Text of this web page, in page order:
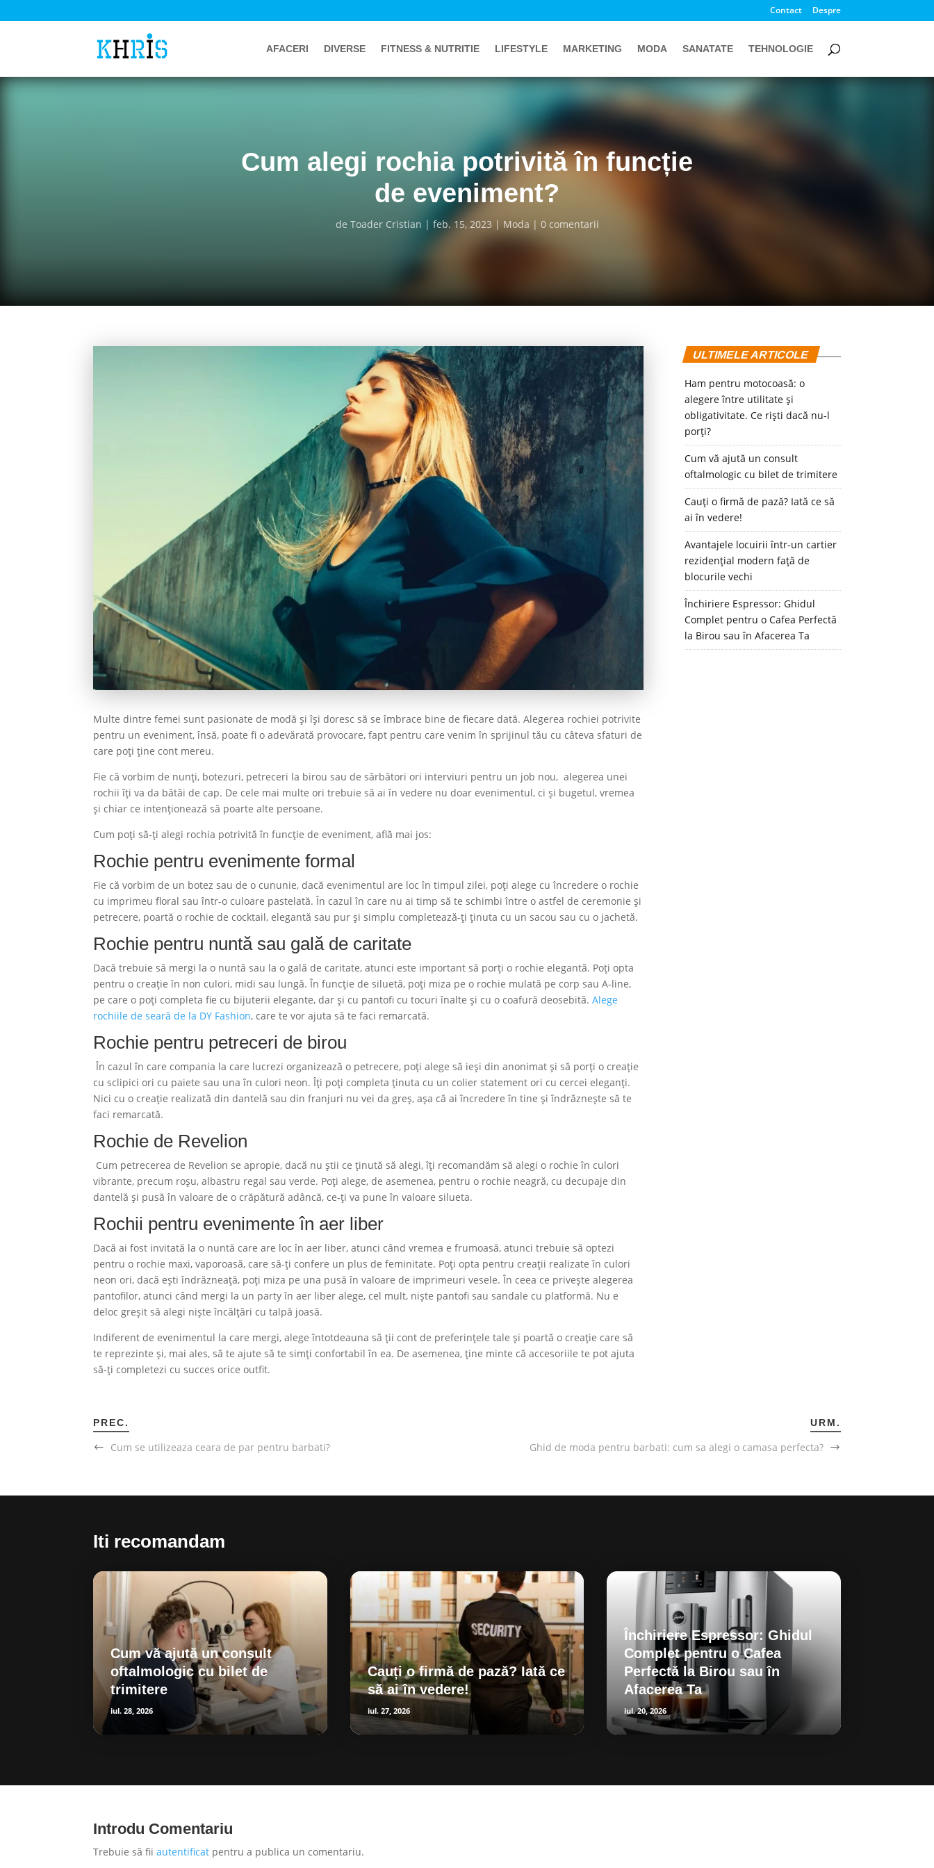
Contact Despre
AFACERI DIVERSE FITNESS & NUTRITIE LIFESTYLE MARKETING MODA SANATATE TEHNOLOGIE
Cum alegi rochia potrivită în funcție
de eveniment?
de Toader Cristian feb. 15, 2023 Moda 0 comentarii
Multe dintre femei sunt pasionate de modă și își doresc să se îmbrace bine de fiecare dată. Alegerea rochiei potrivite
pentru un eveniment, însă, poate fi o adevărată provocare, fapt pentru care venim în sprijinul tău cu câteva sfaturi de
care poți ține cont mereu.
Fie că vorbim de nunți, botezuri, petreceri la birou sau de sărbători ori interviuri pentru un job nou, alegerea unei
rochii îți va da bătăi de cap. De cele mai multe ori trebuie să ai în vedere nu doar evenimentul, ci și bugetul, vremea
și chiar ce intenționează să poarte alte persoane.
Cum poți să-ți alegi rochia potrivită în funcție de eveniment, află mai jos:
Rochie pentru evenimente formal
Fie că vorbim de un botez sau de o cununie, dacă evenimentul are loc în timpul zilei, poți alege cu încredere o rochie
cu imprimeu floral sau într-o culoare pastelată. În cazul în care nu ai timp să te schimbi între o astfel de ceremonie și
petrecere, poartă o rochie de cocktail, elegantă sau pur și simplu completează-ți ținuta cu un sacou sau cu o jachetă.
Rochie pentru nuntă sau gală de caritate
Dacă trebuie să mergi la o nuntă sau la o gală de caritate, atunci este important să porți o rochie elegantă. Poți opta
pentru o creație în non culori, midi sau lungă. În funcție de siluetă, poți miza pe o rochie mulată pe corp sau A-line,
pe care o poți completa fie cu bijuterii elegante, dar și cu pantofi cu tocuri înalte și cu o coafură deosebită.Alege
rochiile de seară de la DY Fashion, care te vor ajuta să te faci remarcată.
Rochie pentru petreceri de birou
În cazul în care compania la care lucrezi organizează o petrecere, poți alege să ieși din anonimat și să porți o creație
cu sclipici ori cu paiete sau una în culori neon. Îți poți completa ținuta cu un colier statement ori cu cercei eleganți.
Nici cu o creație realizată din dantelă sau din franjuri nu vei da greș, așa că ai încredere în tine și îndrăznește să te
faci remarcată.
Rochie de Revelion
Cum petrecerea de Revelion se apropie, dacă nu știi ce ținută să alegi, îți recomandăm să alegi o rochie în culori
vibrante, precum roșu, albastru regal sau verde. Poți alege, de asemenea, pentru o rochie neagră, cu decupaje din
dantelă și pusă în valoare de o crăpătură adâncă, ce-ți va pune în valoare silueta.
Rochii pentru evenimente în aer liber
Dacă ai fost invitată la o nuntă care are loc în aer liber, atunci când vremea e frumoasă, atunci trebuie să optezi
pentru o rochie maxi, vaporoasă, care să-ți confere un plus de feminitate. Poți opta pentru creații realizate în culori
neon ori, dacă ești îndrăzneață, poți miza pe una pusă în valoare de imprimeuri vesele. În ceea ce privește alegerea
pantofilor, atunci când mergi la un party în aer liber alege, cel mult, niște pantofi sau sandale cu platformă. Nu e
deloc greșit să alegi niște încălțări cu talpă joasă.
Indiferent de evenimentul la care mergi, alege întotdeauna să ții cont de preferințele tale și poartă o creație care să
te reprezinte și, mai ales, să te ajute să te simți confortabil în ea. De asemenea, ține minte că accesoriile te pot ajuta
să-ți completezi cu succes orice outfit.
ULTIMELE ARTICOLE
Ham pentru motocoasă: o
alegere între utilitate și
obligativitate. Ce riști dacă nu-l
porți?
Cum vă ajută un consult
oftalmologic cu bilet de trimitere
Cauți o firmă de pază? Iată ce să
ai în vedere!
Avantajele locuirii într-un cartier
rezidențial modern față de
blocurile vechi
Închiriere Espressor: Ghidul
Complet pentru o Cafea Perfectă
la Birou sau în Afacerea Ta
PREC.
Cum se utilizeaza ceara de par pentru barbati?
URM.
Ghid de moda pentru barbati: cum sa alegi o camasa perfecta?
Iti recomandam
Cum vă ajută un consult
oftalmologic cu bilet de
trimitere
iul. 28, 2026
Cauți o firmă de pază? Iată ce
să ai în vedere!
iul. 27, 2026
Închiriere Espressor: Ghidul
Complet pentru o Cafea
Perfectă la Birou sau în
Afacerea Ta
iul. 20, 2026
Introdu Comentariu
Trebuie să fiiautentificat pentru a publica un comentariu.